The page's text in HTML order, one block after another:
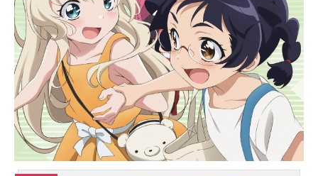
美多華宮霞：茅野愛衣多華宮小町：
川澄綾子火々里かざね：大原さやか
氷尾凍子：阿澄佳奈深影恭一郎：興
津和幸メデューサ：沢城みゆき倉石
たんぽぽ：井澤詩織宇津木環那：夏
川椎菜飾鈴：麻倉もも桂虎徹：日岡
なつみ目野輪冥：飯田友子クロノワ
ールシュヴァルツ・シックス：釘宮
理恵乙女橘りのん：下屋則子深影
棗：石原舞昏峰あとり：葉山いくみ
ウィークエンド：平野綾エヴァーミ